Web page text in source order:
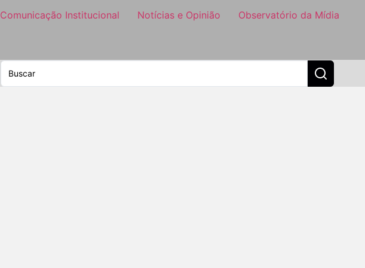
Comunicação Institucional Notícias e Opinião Observatório da Mídia